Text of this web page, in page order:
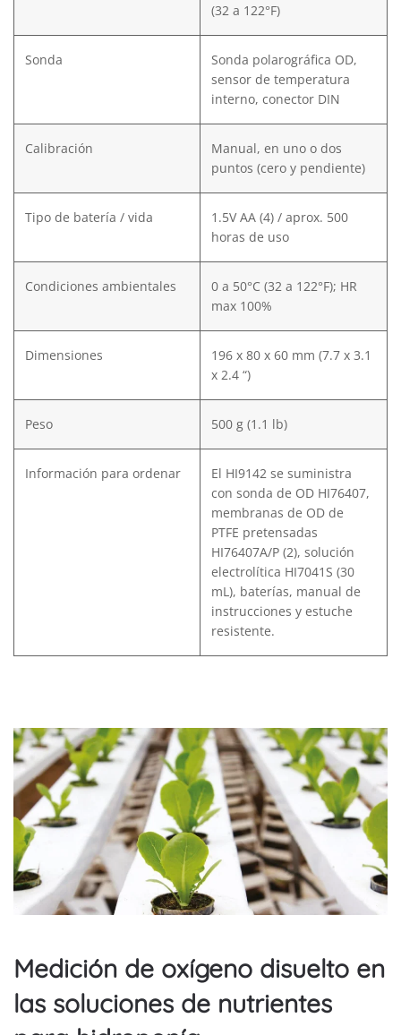
(32 a 122°F)
Sonda
Sonda polarográfica OD,
sensor de temperatura
interno, conector DIN
Calibración
Manual, en uno o dos
puntos (cero y pendiente)
Tipo de batería / vida
1.5V AA (4) / aprox. 500
horas de uso
Condiciones ambientales
0 a 50°C (32 a 122°F); HR
max 100%
Dimensiones
196 x 80 x 60 mm (7.7 x 3.1
x 2.4 “)
Peso 500 g (1.1 lb)
Información para ordenar
El HI9142 se suministra
con sonda de OD HI76407,
membranas de OD de
PTFE pretensadas
HI76407A/P (2), solución
electrolítica HI7041S (30
mL), baterías, manual de
instrucciones y estuche
resistente.
Medición de oxígeno disuelto en
las soluciones de nutrientes